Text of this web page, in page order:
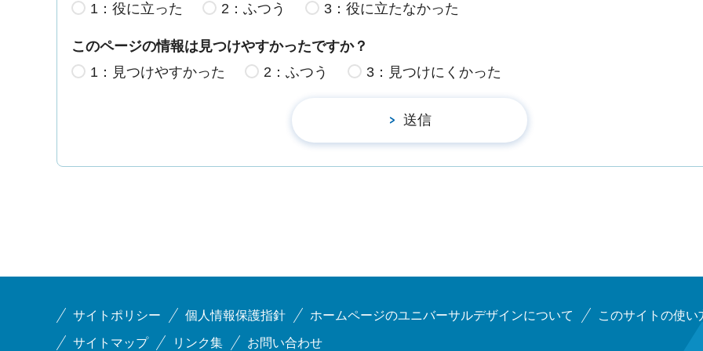
1：役に立った 2：ふつう 3：役に立たなかった
このページの情報は見つけやすかったですか？
1：見つけやすかった
2：ふつう 3：見つけにくかった
サイトポリシー 個人情報保護指針 ホームページのユニバーサルデザインについて このサイトの使い
サイトマップ リンク集 お問い合わせ